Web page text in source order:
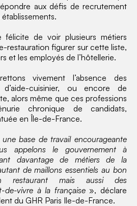
aux défis de recrutement
félicite de voir plusieurs métiers
restauration figurer sur cette liste,
et les employés de l’hôtellerie.
vivement l’absence des
cuisinier, ou encore de
alors même que ces professions
chronique de candidats,
en Île-de-France.
base de travail encourageante
appelons le gouvernement à
davantage de métiers de la
de maillons essentiels au bon
restaurant mais aussi des
de-vivre à la française», déclare
du GHR Paris Ile-de-France.